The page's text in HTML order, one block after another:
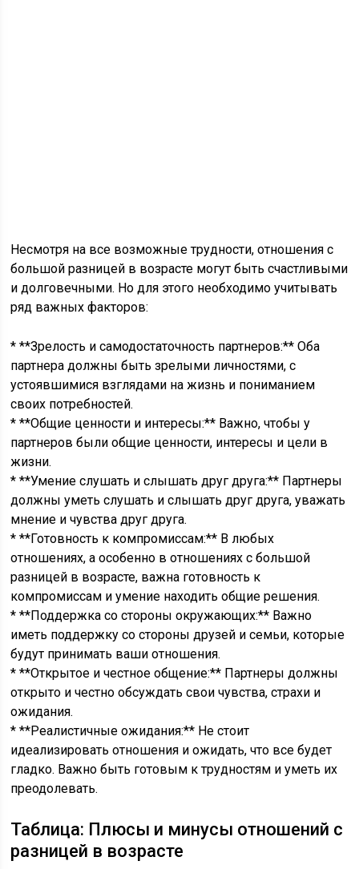
Несмотря на все возможные трудности, отношения с
большой разницей в возрасте могут быть счастливыми
и долговечными. Но для этого необходимо учитывать
ряд важных факторов:
* **Зрелость и самодостаточность партнеров:** Оба
партнера должны быть зрелыми личностями, с
устоявшимися взглядами на жизнь и пониманием
своих потребностей.
* **Общие ценности и интересы:** Важно, чтобы у
партнеров были общие ценности, интересы и цели в
жизни.
* **Умение слушать и слышать друг друга:** Партнеры
должны уметь слушать и слышать друг друга, уважать
мнение и чувства друг друга.
* **Готовность к компромиссам:** В любых
отношениях, а особенно в отношениях с большой
разницей в возрасте, важна готовность к
компромиссам и умение находить общие решения.
* **Поддержка со стороны окружающих:** Важно
иметь поддержку со стороны друзей и семьи, которые
будут принимать ваши отношения.
* **Открытое и честное общение:** Партнеры должны
открыто и честно обсуждать свои чувства, страхи и
ожидания.
* **Реалистичные ожидания:** Не стоит
идеализировать отношения и ожидать, что все будет
гладко. Важно быть готовым к трудностям и уметь их
преодолевать.
Таблица: Плюсы и минусы отношений с
разницей в возрасте